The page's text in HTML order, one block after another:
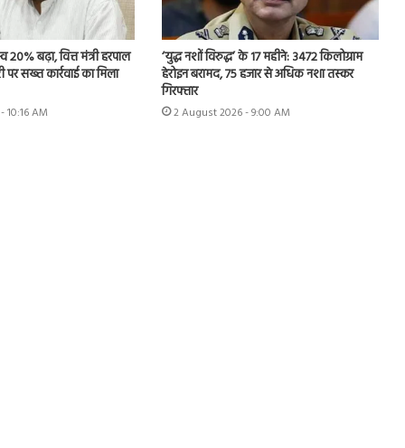
20% बढ़ा, वित्त मंत्री हरपाल
पर सख्त कार्रवाई का मिला
AM
‘युद्ध नशों विरुद्ध’ के 17 महीने: 3472 किलोग्राम
हेरोइन बरामद, 75 हजार से अधिक नशा तस्कर
गिरफ्तार
2 August 2026 - 9:00 AM